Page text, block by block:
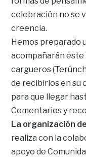
celebración no se
creencia.
Hemos preparado
acompañarán este
cargueros
de recibirlos en su
para que llegar
Comentarios y
La organización
realiza con la
apoyo de